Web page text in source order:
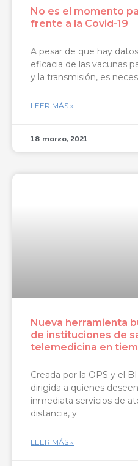
No es el momento
frente a la Covid-19
A pesar de que hay
eficacia de las vacunas
y la transmisión, es
LEER MÁS »
18 marzo, 2021
Nueva herramienta
de instituciones de
telemedicina en
Creada por la OPS y el
dirigida a quienes
inmediata servicios de
distancia, y
LEER MÁS »